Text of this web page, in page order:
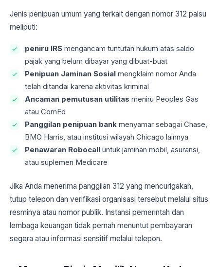
Jenis penipuan umum yang terkait dengan nomor 312 palsu
meliputi:
peniru IRS mengancam tuntutan hukum atas saldo
pajak yang belum dibayar yang dibuat-buat
Penipuan Jaminan Sosial mengklaim nomor Anda
telah ditandai karena aktivitas kriminal
Ancaman pemutusan utilitas meniru Peoples Gas
atau ComEd
Panggilan penipuan bank menyamar sebagai Chase,
BMO Harris, atau institusi wilayah Chicago lainnya
Penawaran Robocall untuk jaminan mobil, asuransi,
atau suplemen Medicare
Jika Anda menerima panggilan 312 yang mencurigakan,
tutup telepon dan verifikasi organisasi tersebut melalui situs
resminya atau nomor publik. Instansi pemerintah dan
lembaga keuangan tidak pernah menuntut pembayaran
segera atau informasi sensitif melalui telepon.